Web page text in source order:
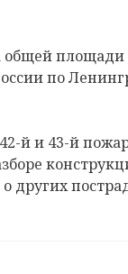
общей площади
по
й и 43-й
других